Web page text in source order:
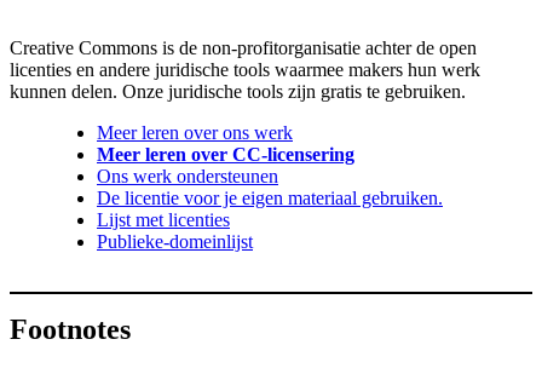
Creative Commons is de non-profitorganisatie achter de open
licenties en andere juridische tools waarmee makers hun werk
kunnen delen. Onze juridische tools zijn gratis te gebruiken.
Meer leren over ons werk
Meer leren over CC-licensering
Ons werk ondersteunen
De licentie voor je eigen materiaal gebruiken.
Lijst met licenties
Publieke-domeinlijst
Footnotes